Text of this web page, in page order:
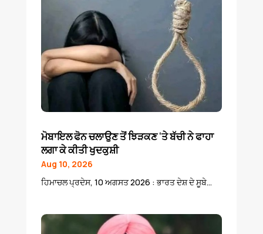
ਮੋਬਾਇਲ ਫੋਨ ਚਲਾਉਣ ਤੋਂ ਝਿੜਕਣ ‘ਤੇ ਬੱਚੀ ਨੇ ਫਾਹਾ
ਲਗਾ ਕੇ ਕੀਤੀ ਖੁਦਕੁਸ਼ੀ
Aug 10, 2026
ਹਿਮਾਚਲ ਪ੍ਰਦੇਸ, 10 ਅਗਸਤ 2026 : ਭਾਰਤ ਦੇਸ਼ ਦੇ ਸੂਬੇ...